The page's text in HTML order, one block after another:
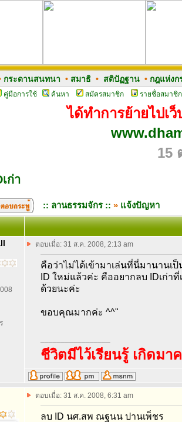
กระดานสนทนา • สมาธิ• สติปัฏฐาน• กฎแห่งก
คู่มือการใช้ ค้นหา สมัครสมาชิก รายชื่อสมาชิก
ได้ทำการย้ายไปเ
15
ก่า
:: ลานธรรมจักร :: » แจ้งปัญหา
ตอบเมื่อ: 31 ส.ค. 2008, 2:13 am
คือว่าไม่ได้เข้ามาเล่นที่นี่มานานเ
ID ใหม่แล้วค่ะ คืออยากลบ IDเก่
ด้วยนะค่ะ
ขอบคุณมากค่ะ ^^"
ชีวิตมีไว้เรียนรู้ เกิดมา
ตอบเมื่อ: 31 ส.ค. 2008, 6:31 am
ลบ ID นศ.สพ ณฐนน ปานเพ็ชร